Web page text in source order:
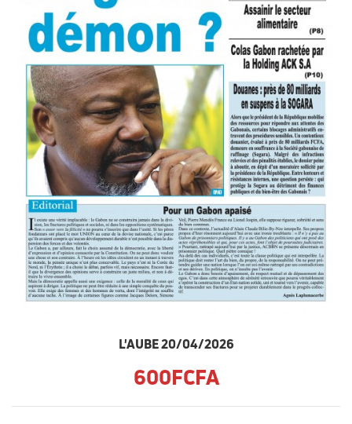
L'AUBE 20/04/2026
600FCFA